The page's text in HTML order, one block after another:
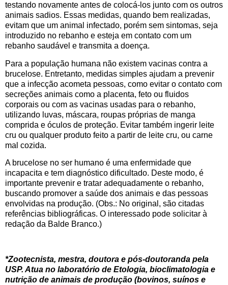
testando novamente antes de colocá-los junto com os outros
animais sadios. Essas medidas, quando bem realizadas,
evitam que um animal infectado, porém sem sintomas, seja
introduzido no rebanho e esteja em contato com um
rebanho saudável e transmita a doença.
Para a população humana não existem vacinas contra a
brucelose. Entretanto, medidas simples ajudam a prevenir
que a infecção acometa pessoas, como evitar o contato com
secreções animais como a placenta, feto ou fluidos
corporais ou com as vacinas usadas para o rebanho,
utilizando luvas, máscara, roupas próprias de manga
comprida e óculos de proteção. Evitar também ingerir leite
cru ou qualquer produto feito a partir de leite cru, ou carne
mal cozida.
A brucelose no ser humano é uma enfermidade que
incapacita e tem diagnóstico dificultado. Deste modo, é
importante prevenir e tratar adequadamente o rebanho,
buscando promover a saúde dos animais e das pessoas
envolvidas na produção. (Obs.: No original, são citadas
referências bibliográficas. O interessado pode solicitar à
redação da Balde Branco.)
*Zootecnista, mestra, doutora e pós-doutoranda pela
USP. Atua no laboratório de Etologia, bioclimatologia e
nutrição de animais de produção (bovinos, suínos e